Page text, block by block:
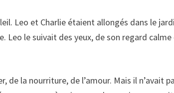
Leo et Charlie étaient allongés dans le
Leo le suivait des yeux, de son regard calme
de la nourriture, de l’amour. Mais il n’avait